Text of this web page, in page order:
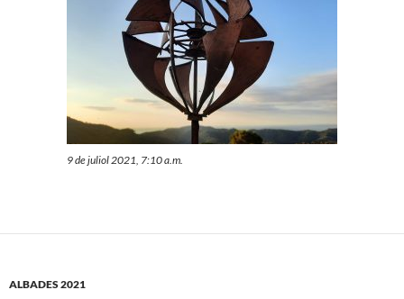
9 de juliol 2021, 7:10 a.m.
ALBADES 2021